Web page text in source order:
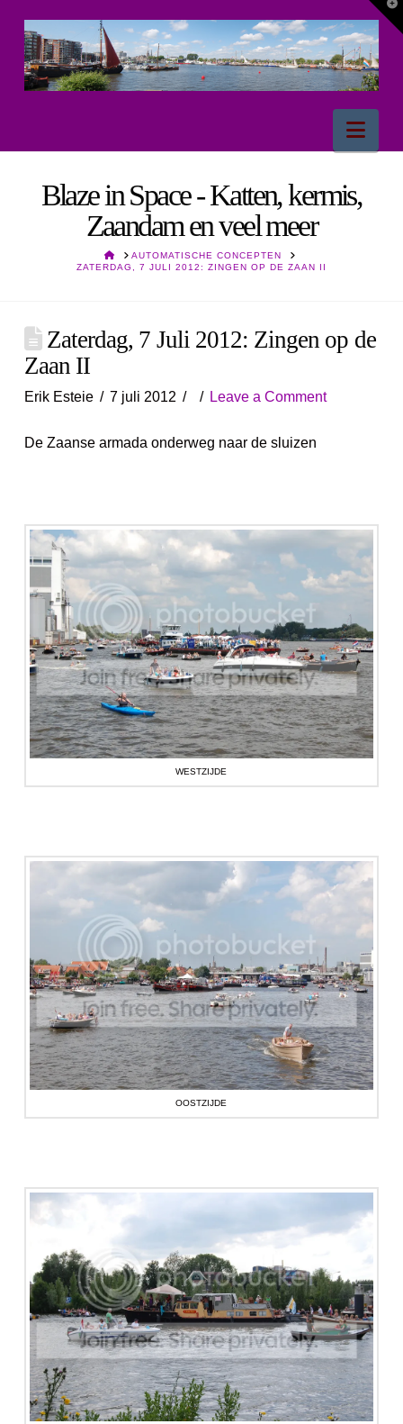
Blaze in Space - Katten, kermis,
Zaandam en veel meer
HOMEAUTOMATISCHE CONCEPTEN
ZATERDAG, 7 JULI 2012: ZINGEN OP DE ZAAN II
Zaterdag, 7 Juli 2012: Zingen op de
Zaan II
Erik Esteie 7 juli 2012 Leave a Comment
De Zaanse armada onderweg naar de sluizen
WESTZIJDE
OOSTZIJDE